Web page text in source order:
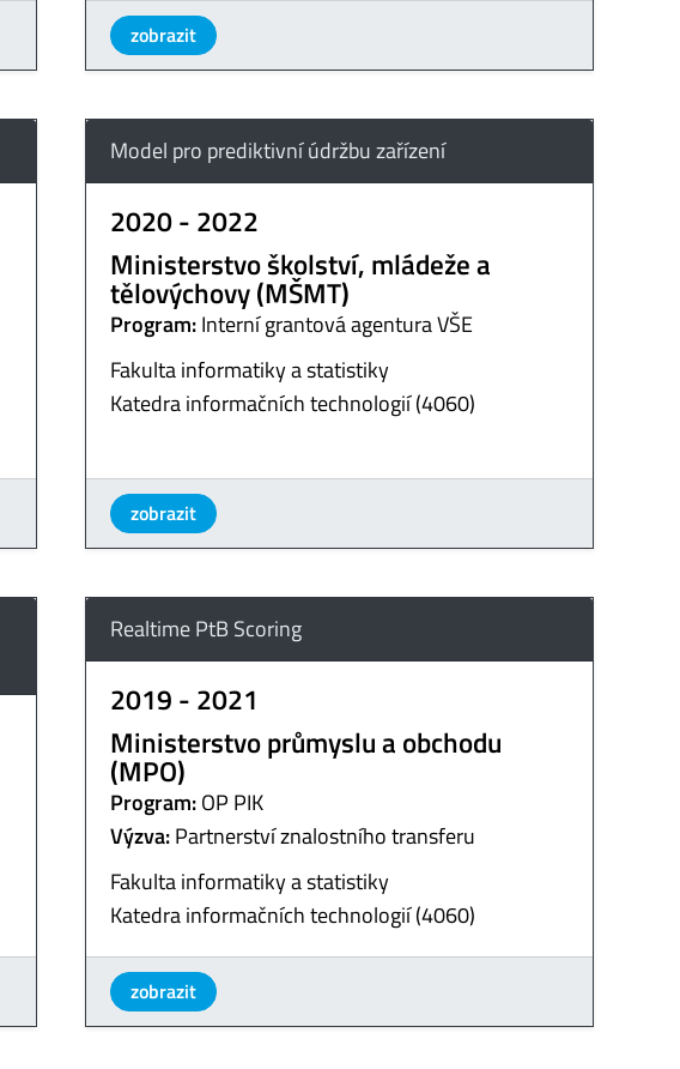
zobrazit
Model pro prediktivní údržbu zařízení
2020 - 2022
Ministerstvo školství, mládeže a
tělovýchovy (MŠMT)
Program:Interní grantová agentura VŠE
Fakulta informatiky a statistiky
Katedra informačních technologií (4060)
zobrazit
Realtime PtB Scoring
2019 - 2021
Ministerstvo průmyslu a obchodu
(MPO)
Program:OP PIK
Výzva:Partnerství znalostního transferu
Fakulta informatiky a statistiky
Katedra informačních technologií (4060)
zobrazit